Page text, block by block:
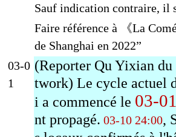
Sauf indication contraire, il
Faire référence à 《La
de Shanghai en 2022”
03-0
1
(Reporter Qu Yixian
twork) Le cycle actuel
i a commencé le 03-01
nt propagé. 03-10 24:00,